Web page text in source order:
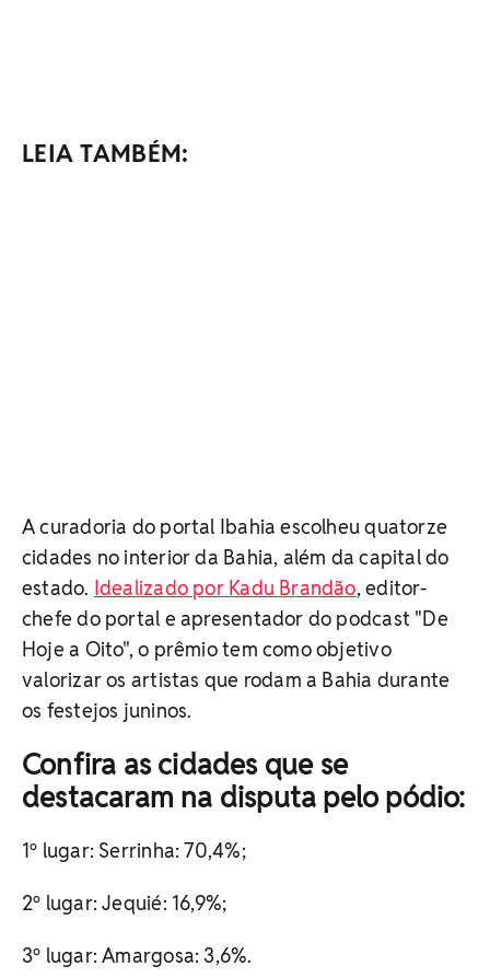
LEIA TAMBÉM:
A curadoria do portal Ibahia escolheu quatorze
cidades no interior da Bahia, além da capital do
estado. Idealizado por Kadu Brandão, editor-
chefe do portal e apresentador do podcast "De
Hoje a Oito", o prêmio tem como objetivo
valorizar os artistas que rodam a Bahia durante
os festejos juninos.
Confira as cidades que se
destacaram na disputa pelo pódio:
1º lugar: Serrinha: 70,4%;
2º lugar: Jequié: 16,9%;
3º lugar:Amargosa: 3,6%.